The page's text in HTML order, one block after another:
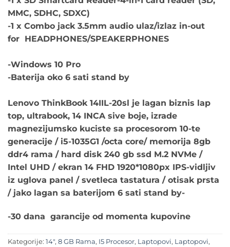
MMC, SDHC, SDXC)
-1 x Combo jack 3.5mm audio ulaz/izlaz in-out
for HEADPHONES/SPEAKERPHONES
-Windows 10 Pro
-Baterija oko 6 sati stand by
Lenovo ThinkBook 14IIL-20sl je lagan biznis lap
top, ultrabook, 14 INCA sive boje, izrade
magnezijumsko kuciste sa procesorom 10-te
generacije / i5-1035G1 /octa core/ memorija 8gb
ddr4 rama / hard disk 240 gb ssd M.2 NVMe /
Intel UHD / ekran 14 FHD 1920*1080px IPS-vidljiv
iz uglova panel / svetleca tastatura / otisak prsta
/ jako lagan sa baterijom 6 sati stand by-
-30 dana garancije od momenta kupovine
Kategorije: 14", 8 GB Rama, I5 Procesor, Laptopovi, Laptopovi,